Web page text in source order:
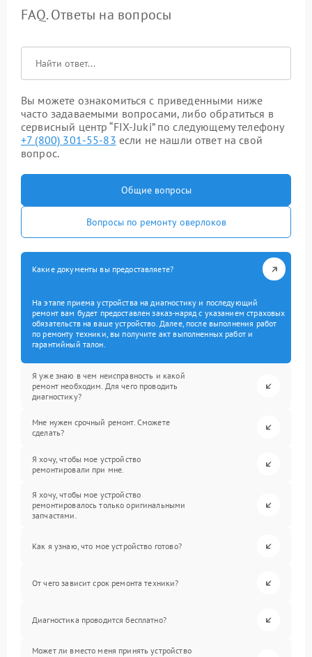
FAQ. Ответы на вопросы
Вы можете ознакомиться с приведенными ниже
часто задаваемыми вопросами, либо обратиться в
сервисный центр “FIX-Juki” по следующему телефону
+7 (800) 301-55-83 если не нашли ответ на свой
вопрос.
Общие вопросы
Вопросы по ремонту оверлоков
Какие документы вы предоставляете?
На этапе приема устройства на диагностику и последующий
ремонт вам будет предоставлен заказ-наряд с указанием страховых
обязательств на ваше устройство. Далее, после выполнения работ
по ремонту техники, вы получите акт выполненных работ и
гарантийный талон.
Я уже знаю в чем неисправность и какой
ремонт необходим. Для чего проводить
диагностику?
Мне нужен срочный ремонт. Сможете
сделать?
Я хочу, чтобы мое устройство
ремонтировали при мне.
Я хочу, чтобы мое устройство
ремонтировалось только оригинальными
запчастями.
Как я узнаю, что мое устройство готово?
От чего зависит срок ремонта техники?
Диагностика проводится бесплатно?
Может ли вместо меня принять устройство